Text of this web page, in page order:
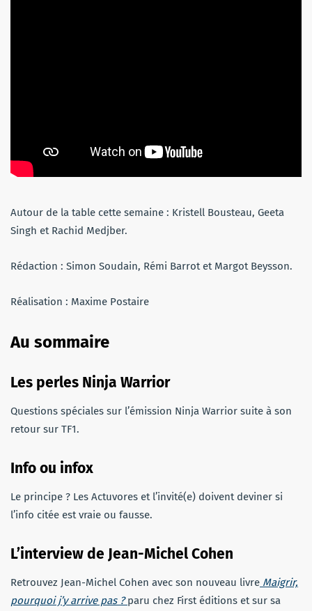
Autour de la table cette semaine : Kristell Bousteau, Geeta
Singh et Rachid Medjber.
Rédaction : Simon Soudain, Rémi Barrot et Margot Beysson.
Réalisation : Maxime Postaire
Au sommaire
Les perles Ninja Warrior
Questions spéciales sur l’émission Ninja Warrior suite à son
retour sur TF1.
Info ou infox
Le principe ? Les Actuvores et l’invité(e) doivent deviner si
l’info citée est vraie ou fausse.
L’interviewde Jean-Michel Cohen
Retrouvez Jean-Michel Cohen avec son nouveau livre Maigrir,
pourquoi j’y arrive pas ? paru chez First éditions et sur sa